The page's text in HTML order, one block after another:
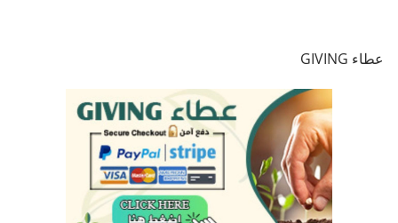
عطاء GIVING